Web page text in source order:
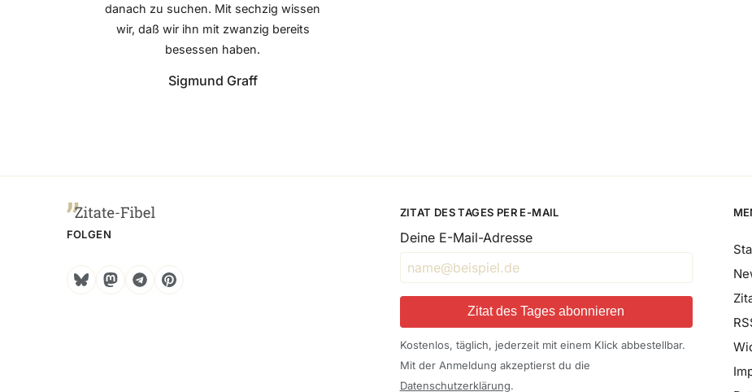
danach zu suchen. Mit sechzig wissen
wir, daß wir ihn mit zwanzig bereits
besessen haben.
Sigmund Graff
FOLGEN
BlueskyMastodon
TelegramPinterest
ZITAT DES TAGES PER E-MAIL
Deine E-Mail-Adresse
Zitat des Tages abonnieren
Kostenlos, täglich, jederzeit mit einem Klick abbestellbar.
Mit der Anmeldung akzeptierst du die
Datenschutzerklärung.